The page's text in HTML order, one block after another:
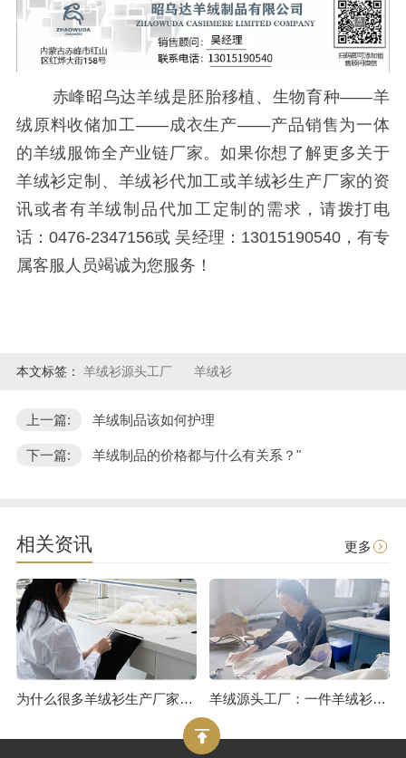
赤峰昭乌达羊绒是胚胎移植、生物育种——羊
绒原料收储加工——成衣生产——产品销售为一体
的羊绒服饰全产业链厂家。如果你想了解更多关于
羊绒衫定制、羊绒衫代加工或羊绒衫生产厂家的资
讯或者有羊绒制品代加工定制的需求，请拨打电
话：0476-2347156或 吴经理：13015190540，有专
属客服人员竭诚为您服务！
本文标签： 羊绒衫源头工厂 羊绒衫
上一篇: 羊绒制品该如何护理
下一篇: 羊绒制品的价格都与什么有关系？"
相关资讯 更多
为什么很多羊绒衫生产厂家报价很低？或许是用了皮褪绒 羊绒源头工厂：一件羊绒衫的制作流程（三）